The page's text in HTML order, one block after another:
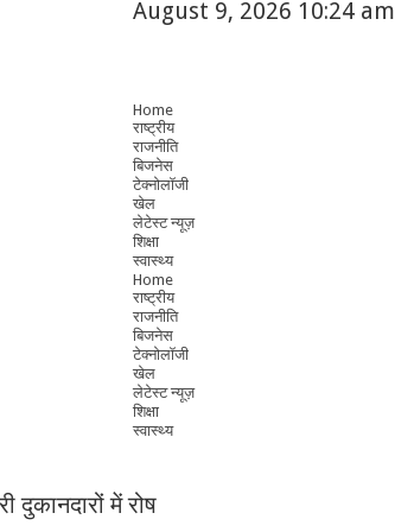
August 9, 2026 10:24 am
Home
राष्ट्रीय
राजनीति
बिजनेस
टेक्नोलॉजी
खेल
लेटेस्ट न्यूज़
शिक्षा
स्वास्थ्य
Home
राष्ट्रीय
राजनीति
बिजनेस
टेक्नोलॉजी
खेल
लेटेस्ट न्यूज़
शिक्षा
स्वास्थ्य
दुकानदारों में रोष